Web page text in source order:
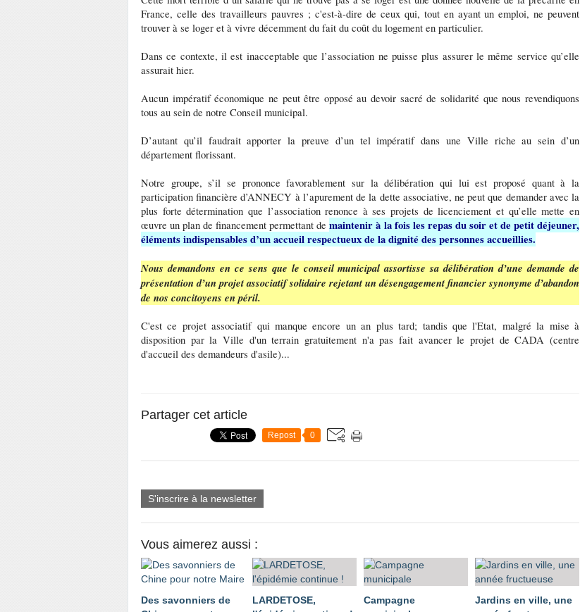
France, celle des travailleurs pauvres ; c'est-à-dire de ceux qui, tout en ayant un emploi, ne peuvent
trouver à se loger et à vivre décemment du fait du coût du logement en particulier.
Dans ce contexte, il est inacceptable que l’association ne puisse plus assurer le même service qu’elle
assurait hier.
Aucun impératif économique ne peut être opposé au devoir sacré de solidarité que nous revendiquons
tous au sein de notre Conseil municipal.
D’autant qu’il faudrait apporter la preuve d’un tel impératif dans une Ville riche au sein d’un
département florissant.
Notre groupe, s’il se prononce favorablement sur la délibération qui lui est proposé quant à la
participation financière d’ANNECY à l’apurement de la dette associative, ne peut que demander avec la
plus forte détermination que l’association renonce à ses projets de licenciement et qu’elle mette en
œuvre un plan de financement permettant demaintenir à la fois les repas du soir et de petit déjeuner,
éléments indispensables d’un accueil respectueux de la dignité des personnes accueillies.
Nous demandons en ce sens que le conseil municipal assortisse sa délibération d’une demande de
présentation d’un projet associatif solidaire rejetant un désengagement financier synonyme d’abandon
de nos concitoyens en péril.
C'est ce projet associatif qui manque encore un an plus tard; tandis que l'Etat, malgré la mise à
disposition par la Ville d'un terrain gratuitement n'a pas fait avancer le projet de CADA (centre
d'accueil des demandeurs d'asile)...
Partager cet article
Repost 0
S'inscrire à la newsletter
Vous aimerez aussi :
Des savonniers de
LARDETOSE,
Campagne
Jardins en ville, une